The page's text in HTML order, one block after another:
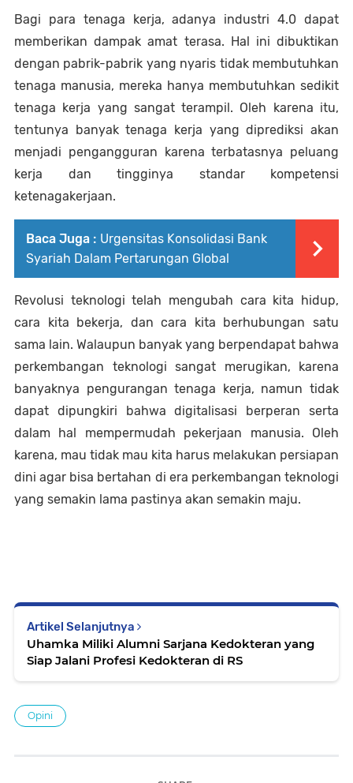
Bagi para tenaga kerja, adanya industri 4.0 dapat
memberikan dampak amat terasa. Hal ini dibuktikan
dengan pabrik-pabrik yang nyaris tidak membutuhkan
tenaga manusia, mereka hanya membutuhkan sedikit
tenaga kerja yang sangat terampil. Oleh karena itu,
tentunya banyak tenaga kerja yang diprediksi akan
menjadi pengangguran karena terbatasnya peluang
kerja dan tingginya standar kompetensi
ketenagakerjaan.
Baca Juga : Urgensitas Konsolidasi Bank
Syariah Dalam Pertarungan Global
Revolusi teknologi telah mengubah cara kita hidup,
cara kita bekerja, dan cara kita berhubungan satu
sama lain. Walaupun banyak yang berpendapat bahwa
perkembangan teknologi sangat merugikan, karena
banyaknya pengurangan tenaga kerja, namun tidak
dapat dipungkiri bahwa digitalisasi berperan serta
dalam hal mempermudah pekerjaan manusia. Oleh
karena, mau tidak mau kita harus melakukan persiapan
dini agar bisa bertahan di era perkembangan teknologi
yang semakin lama pastinya akan semakin maju.
Artikel Selanjutnya
Uhamka Miliki Alumni Sarjana Kedokteran yang
Siap Jalani Profesi Kedokteran di RS
Opini